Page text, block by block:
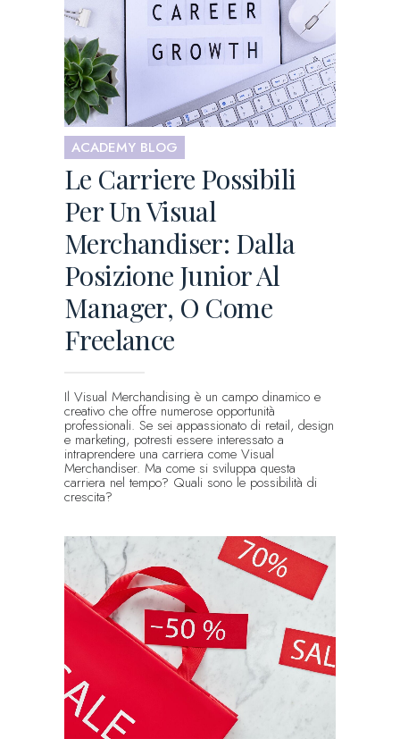
ACADEMY BLOG
Le Carriere Possibili
Per Un Visual
Merchandiser: Dalla
Posizione Junior Al
Manager, O Come
Freelance
Il Visual Merchandising è un campo dinamico e
creativo che offre numerose opportunità
professionali. Se sei appassionato di retail, design
e marketing, potresti essere interessato a
intraprendere una carriera come Visual
Merchandiser. Ma come si sviluppa questa
carriera nel tempo? Quali sono le possibilità di
crescita?